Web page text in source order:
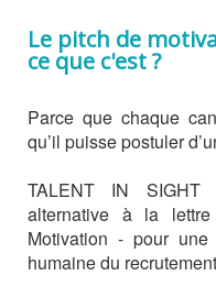
Le pitch de
ce que c'est ?
Parce que chaque
qu’il puisse postuler
TALENT IN SIGHT
alternative à la
Motivation - pour
humaine du